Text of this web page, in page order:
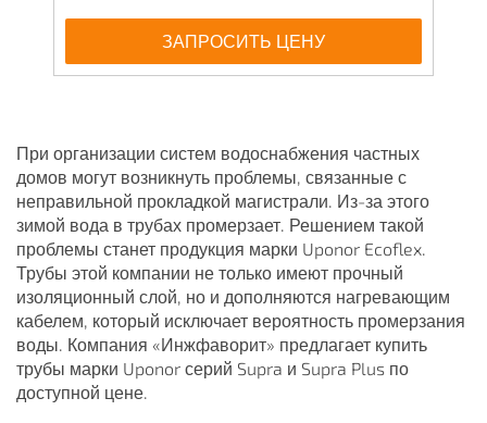
ЗАПРОСИТЬ ЦЕНУ
При организации систем водоснабжения частных
домов могут возникнуть проблемы, связанные с
неправильной прокладкой магистрали. Из-за этого
зимой вода в трубах промерзает. Решением такой
проблемы станет продукция марки Uponor Ecoflex.
Трубы этой компании не только имеют прочный
изоляционный слой, но и дополняются нагревающим
кабелем, который исключает вероятность промерзания
воды. Компания «Инжфаворит» предлагает купить
трубы марки Uponor серий Supra и Supra Plus по
доступной цене.